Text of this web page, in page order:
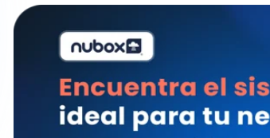
Cómo funciona la técnica
El funcionamiento de la técnica
intenso con pausas breves.